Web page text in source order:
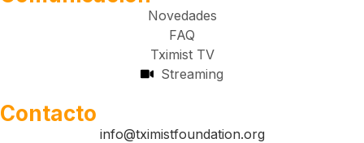
Novedades
FAQ
Tximist TV
Streaming
Contacto
info@tximistfoundation.org